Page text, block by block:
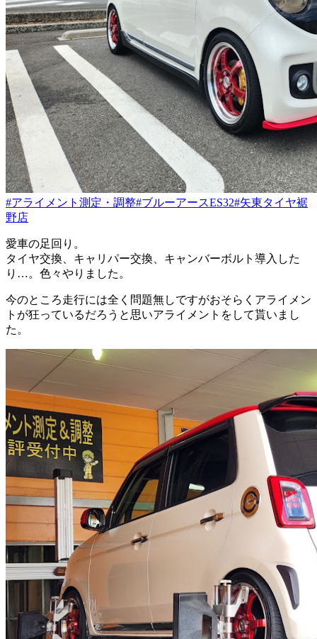
#アライメント測定・調整#ブルーアースES32#矢東タイヤ裾
野店
愛車の足回り。
タイヤ交換、キャリパー交換、キャンバーボルト導入した
り…。色々やりました。
今のところ走行には全く問題無しですがおそらくアライメン
トが狂っているだろうと思いアライメントをして貰いまし
た。